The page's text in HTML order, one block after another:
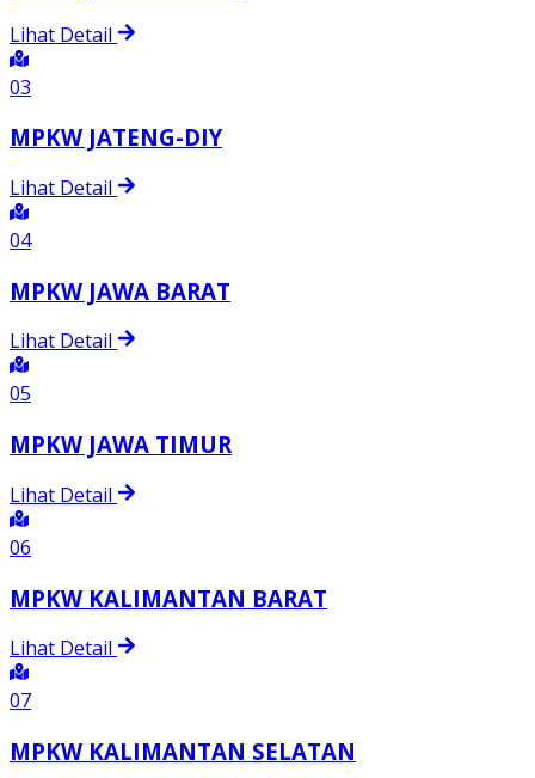
Lihat Detail
03
MPKW JATENG-DIY
Lihat Detail
04
MPKW JAWA BARAT
Lihat Detail
05
MPKW JAWA TIMUR
Lihat Detail
06
MPKW KALIMANTAN BARAT
Lihat Detail
07
MPKW KALIMANTAN SELATAN